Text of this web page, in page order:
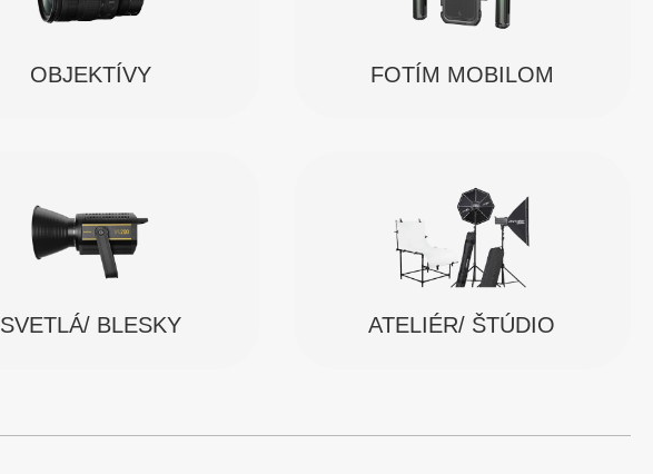
OBJEKTÍVY FOTÍM MOBILOM
SVETLÁ/ BLESKY ATELIÉR/ ŠTÚDIO